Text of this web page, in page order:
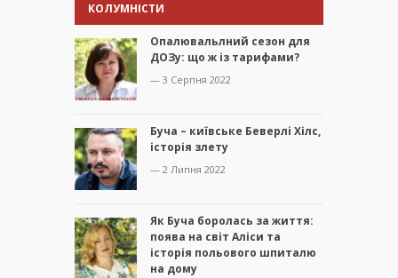
КОЛУМНІСТИ
Опалювальлний сезон для
ДОЗу: що ж із тарифами?
— 3 Серпня 2022
Буча – київське Беверлі Хілс,
історія злету
— 2 Липня 2022
Як Буча боролась за життя:
поява на світ Аліси та
історія польового шпиталю
на дому